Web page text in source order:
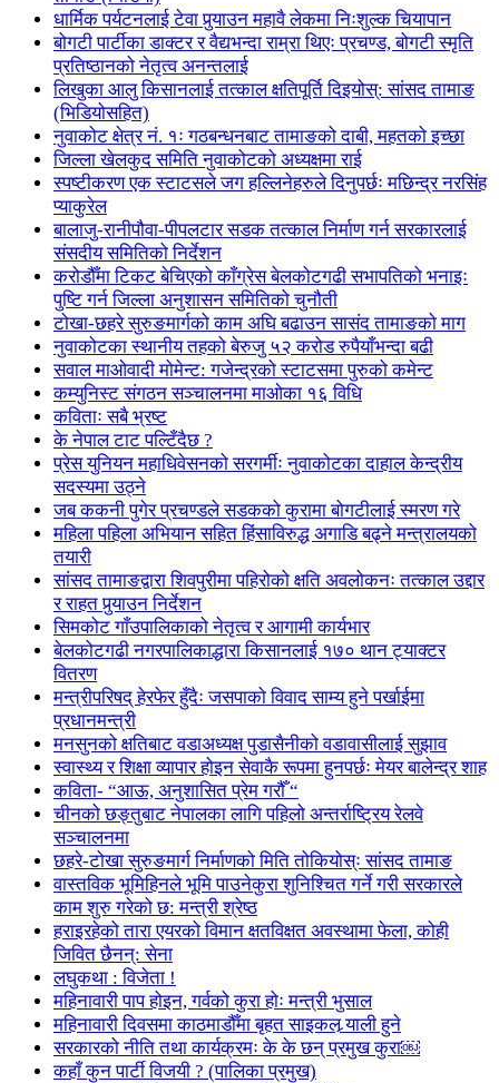
धार्मिक पर्यटनलाई टेवा पुर्‍याउन महावै लेकमा निःशुल्क चियापान
बोगटी पार्टीका डाक्टर र वैद्यभन्दा राम्रा थिएः प्रचण्ड, बोगटी स्मृति
प्रतिष्ठानको नेतृत्व अनन्तलाई
लिखुका आलु किसानलाई तत्काल क्षतिपूर्ति दिइयोस्: सांसद तामाङ
(भिडियोसहित)
नुवाकोट क्षेत्र नं. १ः गठबन्धनबाट तामाङको दाबी, महतको इच्छा
जिल्ला खेलकुद समिति नुवाकोटको अध्यक्षमा राई
स्पष्टीकरण एक स्टाटसले जग हल्लिनेहरुले दिनुपर्छः मछिन्द्र नरसिंह
प्याकुरेल
बालाजु-रानीपौवा-पीपलटार सडक तत्काल निर्माण गर्न सरकारलाई
संसदीय समितिको निर्देशन
करोडौँमा टिकट बेचिएको काँग्रेस बेलकोटगढी सभापतिको भनाइः
पुष्टि गर्न जिल्ला अनुशासन समितिको चुनौती
टोखा-छहरे सुरुङमार्गको काम अघि बढाउन सासंद तामाङको माग
नुवाकोटका स्थानीय तहको बेरुजु ५२ करोड रुपैयाँभन्दा बढी
सवाल माओवादी मोमेन्ट: गजेन्द्रको स्टाटसमा पुरुको कमेन्ट
कम्युनिस्ट संगठन सञ्चालनमा माओका १६ विधि
कविताः सबै भ्रष्ट
के नेपाल टाट पल्टिँदैछ ?
प्रेस युनियन महाधिवेसनको सरगर्मीः नुवाकोटका दाहाल केन्द्रीय
सदस्यमा उठ्ने
जब ककनी पुगेर प्रचण्डले सडकको कुरामा बोगटीलाई स्मरण गरे
महिला पहिला अभियान सहित हिंसाविरुद्ध अगाडि बढ्ने मन्त्रालयको
तयारी
सांसद तामाङद्वारा शिवपुरीमा पहिरोको क्षति अवलोकनः तत्काल उद्दार
र राहत पुर्‍याउन निर्देशन
सिमकोट गाँउपालिकाको नेतृत्व र आगामी कार्यभार
बेलकोटगढी नगरपालिकाद्धारा किसानलाई १७० थान ट्याक्टर
वितरण
मन्त्रीपरिषद् हेरफेर हुँदैः जसपाको विवाद साम्य हुने पर्खाईमा
प्रधानमन्त्री
मनसुनको क्षतिबाट वडाअध्यक्ष पुडासैनीको वडावासीलाई सुझाव
स्वास्थ्य र शिक्षा व्यापार होइन सेवाकै रूपमा हुनपर्छः मेयर बालेन्द्र शाह
कविता- “आऊ, अनुशासित प्रेम गरौँ “
चीनको छङ्तुबाट नेपालका लागि पहिलो अन्तर्राष्ट्रिय रेलवे
सञ्चालनमा
छहरे-टोखा सुरुङमार्ग निर्माणको मिति तोकियोस्ः सांसद तामाङ
वास्तविक भूमिहिनले भूमि पाउनेकुरा शुनिश्चित गर्ने गरी सरकारले
काम शुरु गरेको छ: मन्त्री श्रेष्ठ
हराइरहेको तारा एयरको विमान क्षतविक्षत अवस्थामा फेला, कोही
जिवित छैनन्: सेना
लघुकथा : विजेता !
महिनावारी पाप होइन, गर्वको कुरा होः मन्त्री भुसाल
महिनावारी दिवसमा काठमाडौँमा बृहत साइकल र्‍याली हुने
सरकारको नीति तथा कार्यक्रमः के के छन् प्रमुख कुरा￼
कहाँ कुन पार्टी विजयी ? (पालिका प्रमुख)